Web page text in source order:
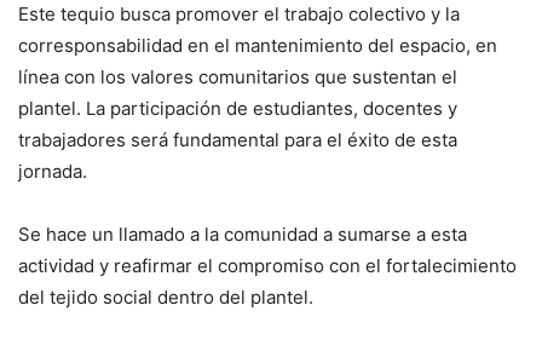
Este tequio busca promover el trabajo colectivo y la
corresponsabilidad en el mantenimiento del espacio, en
línea con los valores comunitarios que sustentan el
plantel. La participación de estudiantes, docentes y
trabajadores será fundamental para el éxito de esta
jornada.
Se hace un llamado a la comunidad a sumarse a esta
actividad y reafirmar el compromiso con el fortalecimiento
del tejido social dentro del plantel.